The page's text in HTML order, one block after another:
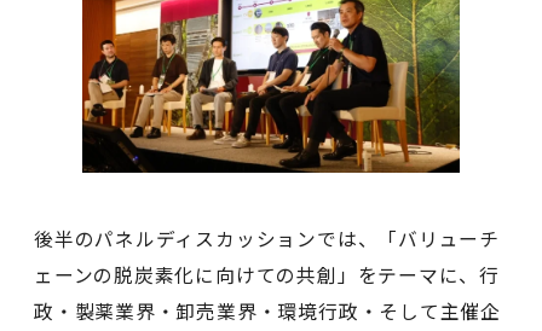
後半のパネルディスカッションでは、「バリューチ
ェーンの脱炭素化に向けての共創」をテーマに、行
政・製薬業界・卸売業界・環境行政・そして主催企